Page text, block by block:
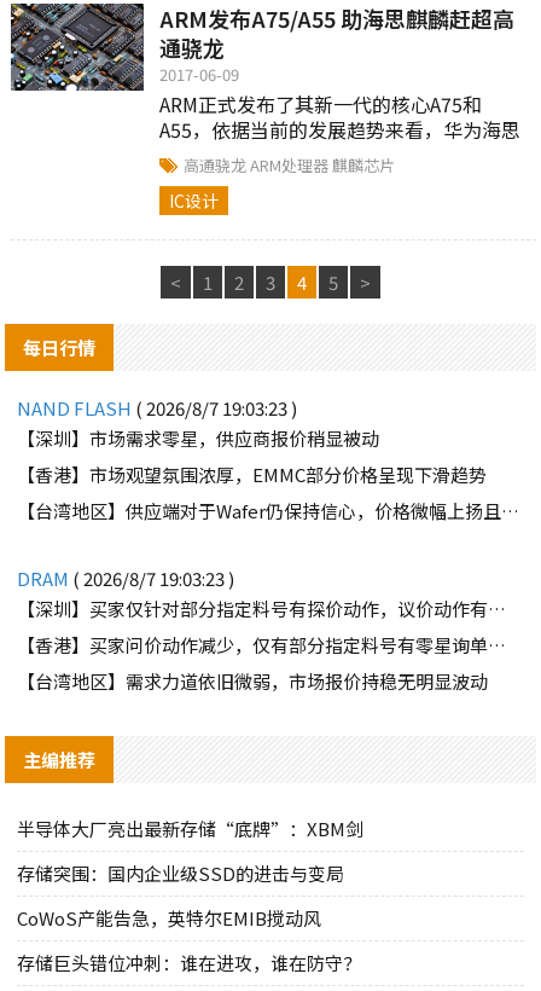
ARM发布A75/A55 助海思麒麟赶超高
通骁龙
2017-06-09
ARM正式发布了其新一代的核心A75和
A55，依据当前的发展趋势来看，华为海思
将成为首家采用这两个核心的手机芯片企
业。
高通骁龙ARM处理器 麒麟芯片
IC设计
< 1 2 3 4 5 >
每日行情
NAND FLASH ( 2026/8/7 19:03:23 )
【深圳】市场需求零星，供应商报价稍显被动
【香港】市场观望氛围浓厚，EMMC部分价格呈现下滑趋势
【台湾地区】供应端对于Wafer仍保持信心，价格微幅上扬且惜售态度不变
DRAM ( 2026/8/7 19:03:23 )
【深圳】买家仅针对部分指定料号有探价动作，议价动作有所减少
【香港】买家问价动作减少，仅有部分指定料号有零星询单动作
【台湾地区】需求力道依旧微弱，市场报价持稳无明显波动
主编推荐
半导体大厂亮出最新存储“底牌”：XBM剑
存储突围：国内企业级SSD的进击与变局
CoWoS产能告急，英特尔EMIB搅动风
存储巨头错位冲刺：谁在进攻，谁在防守？